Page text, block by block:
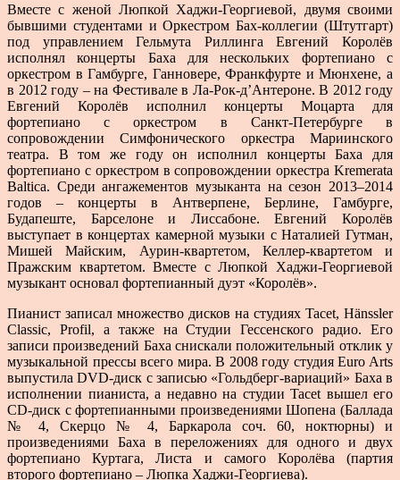
Вместе с женой Люпкой Хаджи-Георгиевой, двумя своими
бывшими студентами и Оркестром Бах-коллегии (Штутгарт)
под управлением Гельмута Риллинга Евгений Королёв
исполнял концерты Баха для нескольких фортепиано с
оркестром в Гамбурге, Ганновере, Франкфурте и Мюнхене, а
в 2012 году – на Фестивале в Ла-Рок-д’Антероне. В 2012 году
Евгений Королёв исполнил концерты Моцарта для
фортепиано с оркестром в Санкт-Петербурге в
сопровождении Симфонического оркестра Мариинского
театра. В том же году он исполнил концерты Баха для
фортепиано с оркестром в сопровождении оркестра Kremerata
Baltica. Среди ангажементов музыканта на сезон 2013–2014
годов – концерты в Антверпене, Берлине, Гамбурге,
Будапеште, Барселоне и Лиссабоне. Евгений Королёв
выступает в концертах камерной музыки с Наталией Гутман,
Мишей Майским, Аурин-квартетом, Келлер-квартетом и
Пражским квартетом. Вместе с Люпкой Хаджи-Георгиевой
музыкант основал фортепианный дуэт «Королёв».
Пианист записал множество дисков на студиях Tacet, Hänssler
Classic, Profil, а также на Студии Гессенского радио. Его
записи произведений Баха снискали положительный отклик у
музыкальной прессы всего мира. В 2008 году студия Euro Arts
выпустила DVD-диск с записью «Гольдберг-вариаций» Баха в
исполнении пианиста, а недавно на студии Tacet вышел его
CD-диск с фортепианными произведениями Шопена (Баллада
№ 4, Скерцо № 4, Баркарола соч. 60, ноктюрны) и
произведениями Баха в переложениях для одного и двух
фортепиано Куртага, Листа и самого Королёва (партия
второго фортепиано – Люпка Хаджи-Георгиева).